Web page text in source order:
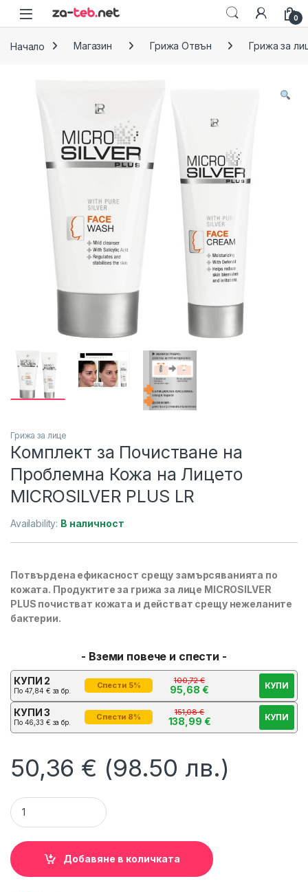
Skip to navigation
Skip to content
0
Начало Магазин Грижа Отвън Грижа за
Грижа за лице
Комплект за Почистване на
Проблемна Кожа на Лицето
MICROSILVER PLUS LR
Availability: В наличност
Потвърдена ефикасност срещу замърсяванията по
кожата. Продуктите за грижа за лице MICROSILVER
PLUS почистват кожата и действат срещу нежеланите
бактерии.
- Вземи повече и спести -
КУПИ 2
По 47,84 € за бр.
Спести 5% 100,72€
95,68 € КУПИ
КУПИ 3
По 46,33 € за бр.
Спести 8% 151,08€
138,99 € КУПИ
50,36 € (98.50 лв.)
Комплект за Почистване на Проблемна Кожа на Лицето
Добавяне в количката